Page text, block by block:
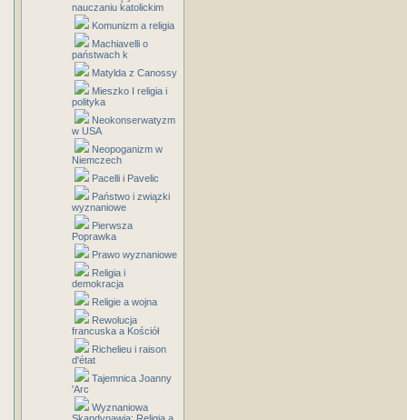
nauczaniu katolickim
Komunizm a religia
Machiavelli o
państwach k
Matylda z Canossy
Mieszko I religia i
polityka
Neokonserwatyzm
w USA
Neopoganizm w
Niemczech
Pacelli i Pavelic
Państwo i związki
wyznaniowe
Pierwsza
Poprawka
Prawo wyznaniowe
Religia i
demokracja
Religie a wojna
Rewolucja
francuska a Kościół
Richelieu i raison
d'état
Tajemnica Joanny
'Arc
Wyznaniowa